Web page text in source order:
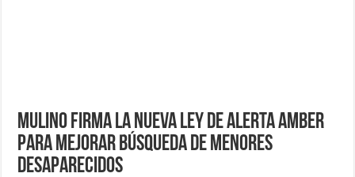
Mulino firma la nueva Ley de Alerta Amber
para mejorar búsqueda de menores
desaparecidos